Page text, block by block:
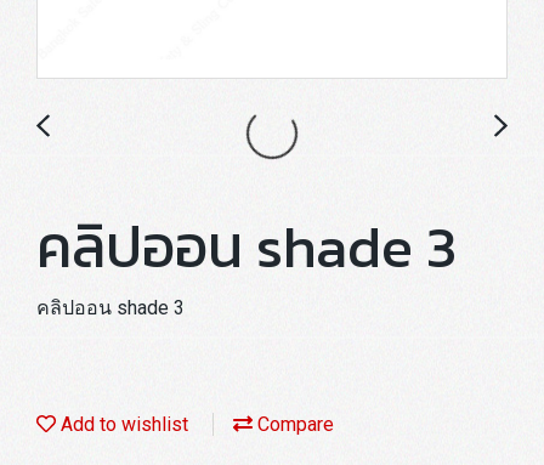
คลิปออน shade 3
คลิปออน shade 3
Add to wishlist Compare